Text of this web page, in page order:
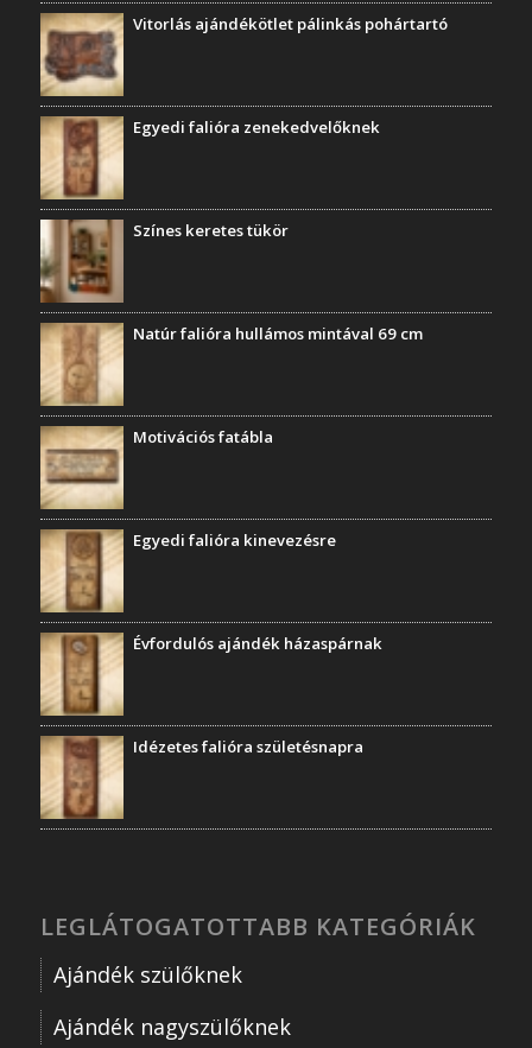
Vitorlás ajándékötlet pálinkás pohártartó
Egyedi falióra zenekedvelőknek
Színes keretes tükör
Natúr falióra hullámos mintával 69 cm
Motivációs fatábla
Egyedi falióra kinevezésre
Évfordulós ajándék házaspárnak
Idézetes falióra születésnapra
LEGLÁTOGATOTTABB KATEGÓRIÁK
Ajándék szülőknek
Ajándék nagyszülőknek